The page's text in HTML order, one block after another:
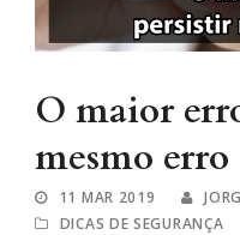
O maior
mesmo erro
11 MAR 2019
DICAS DE SEGURANÇA